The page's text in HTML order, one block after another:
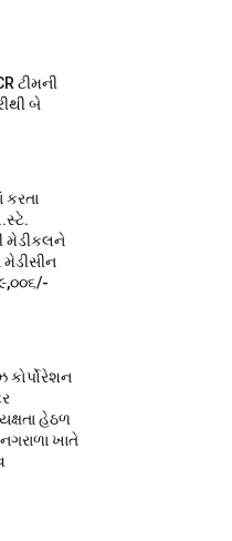
ટીમની
બે
કરતા
મેડીકલને
મેડીસીન
હેઠળ
નગરાળા ખાતે